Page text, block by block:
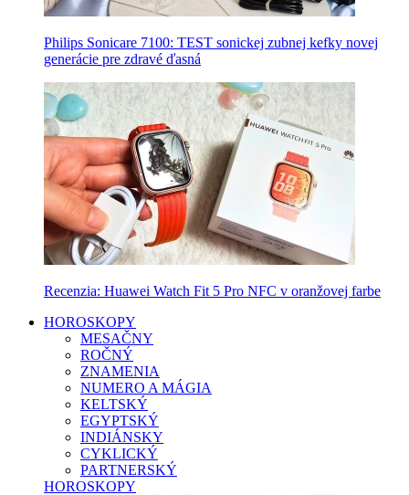
Philips Sonicare 7100: TEST sonickej zubnej kefky novej
generácie pre zdravé ďasná
Recenzia: Huawei Watch Fit 5 Pro NFC v oranžovej farbe
HOROSKOPY
MESAČNY
ROČNÝ
ZNAMENIA
NUMERO A MÁGIA
KELTSKÝ
EGYPTSKÝ
INDIÁNSKY
CYKLICKÝ
PARTNERSKÝ
HOROSKOPY